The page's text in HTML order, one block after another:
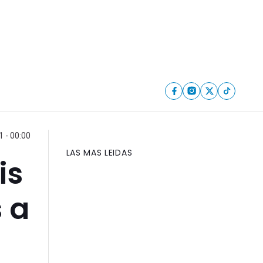
- 00:00
a
LAS MAS LEIDAS